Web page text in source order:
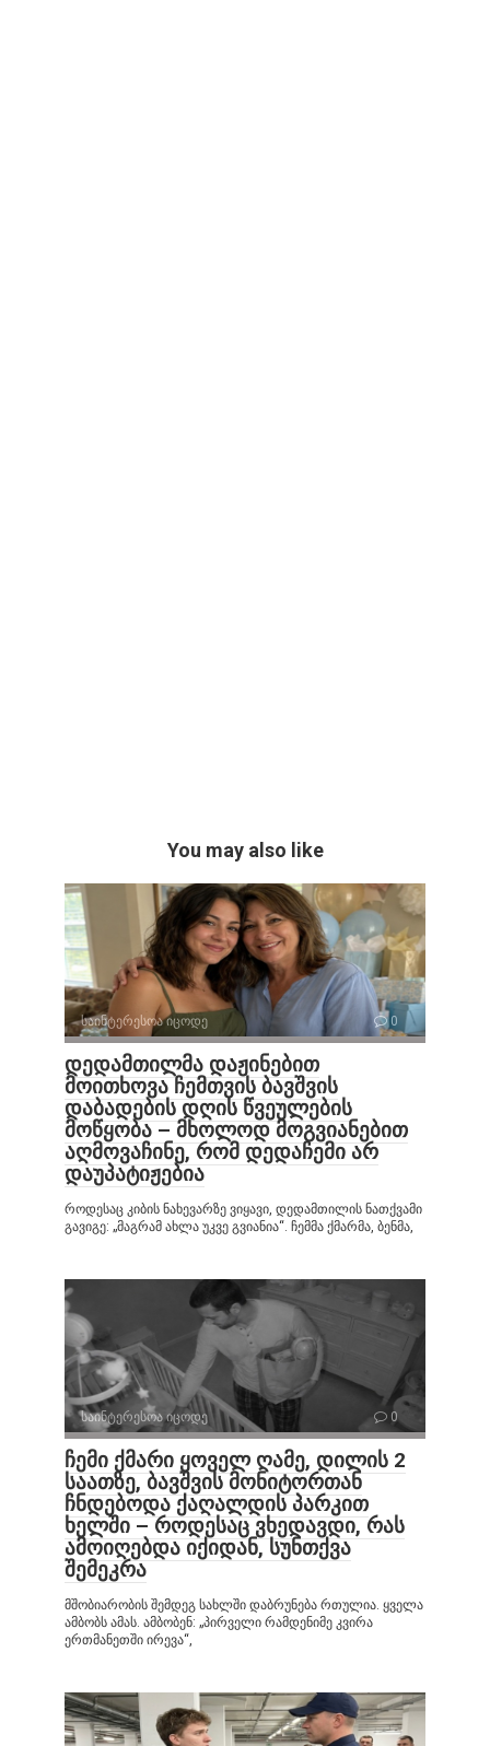
You may also like
საინტერესოა იცოდე 0
დედამთილმა დაჟინებით
მოითხოვა ჩემთვის ბავშვის
დაბადების დღის წვეულების
მოწყობა – მხოლოდ მოგვიანებით
აღმოვაჩინე, რომ დედაჩემი არ
დაუპატიჟებია
როდესაც კიბის ნახევარზე ვიყავი, დედამთილის ნათქვამი
გავიგე: „მაგრამ ახლა უკვე გვიანია“. ჩემმა ქმარმა, ბენმა,
საინტერესოა იცოდე 0
ჩემი ქმარი ყოველ ღამე, დილის 2
საათზე, ბავშვის მონიტორთან
ჩნდებოდა ქაღალდის პარკით
ხელში – როდესაც ვხედავდი, რას
ამოიღებდა იქიდან, სუნთქვა
შემეკრა
მშობიარობის შემდეგ სახლში დაბრუნება რთულია. ყველა
ამბობს ამას. ამბობენ: „პირველი რამდენიმე კვირა
ერთმანეთში ირევა“,